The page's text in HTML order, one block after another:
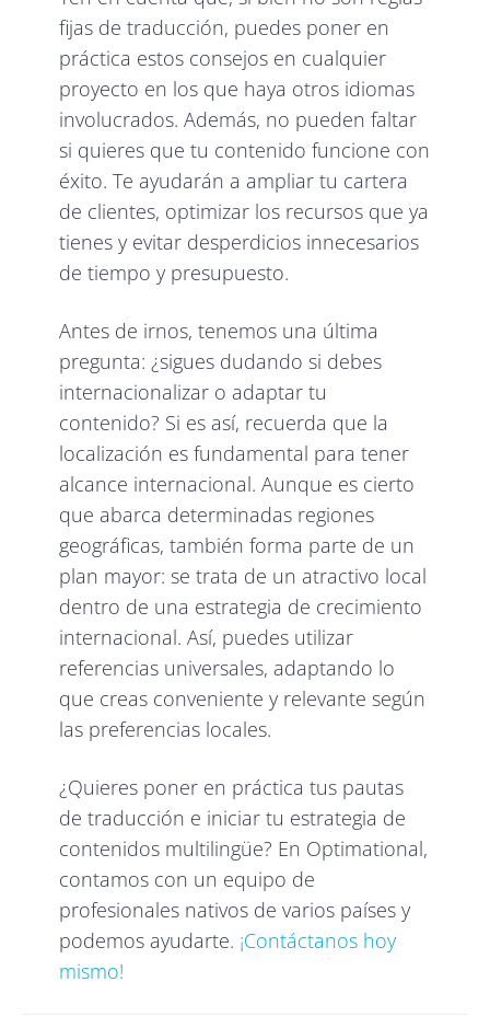
fijas de traducción, puedes poner en
práctica estos consejos en cualquier
proyecto en los que haya otros idiomas
involucrados. Además, no pueden faltar
si quieres que tu contenido funcione con
éxito. Te ayudarán a ampliar tu cartera
de clientes, optimizar los recursos que ya
tienes y evitar desperdicios innecesarios
de tiempo y presupuesto.
Antes de irnos, tenemos una última
pregunta: ¿sigues dudando si debes
internacionalizar o adaptar tu
contenido? Si es así, recuerda que la
localización es fundamental para tener
alcance internacional. Aunque es cierto
que abarca determinadas regiones
geográficas, también forma parte de un
plan mayor: se trata de un atractivo local
dentro de una estrategia de crecimiento
internacional. Así, puedes utilizar
referencias universales, adaptando lo
que creas conveniente y relevante según
las preferencias locales.
¿Quieres poner en práctica tus pautas
de traducción e iniciar tu estrategia de
contenidos multilingüe? En Optimational,
contamos con un equipo de
profesionales nativos de varios países y
podemos ayudarte. ¡Contáctanos hoy
mismo!